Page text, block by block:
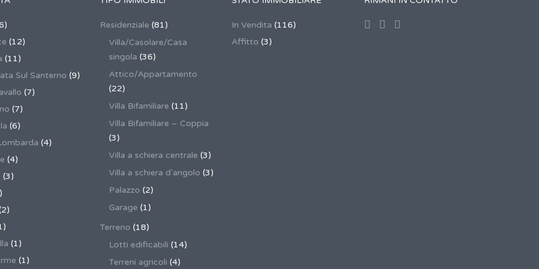
(12)
(11)
Sul Santerno (9)
(7)
(7)
(6)
(4)
(4)
(3)
(1)
(1)
Residenziale (81)
Villa/Casolare/Casa
singola (36)
Attico/Appartamento
(22)
Villa Bifamiliare (11)
Villa Bifamiliare – Coppia
(3)
Villa a schiera centrale (3)
Villa a schiera d'angolo (3)
Palazzo (2)
Garage (1)
Terreno (18)
Lotti edificabili (14)
Terreni agricoli (4)
In Vendita (116)
Affitto (3)